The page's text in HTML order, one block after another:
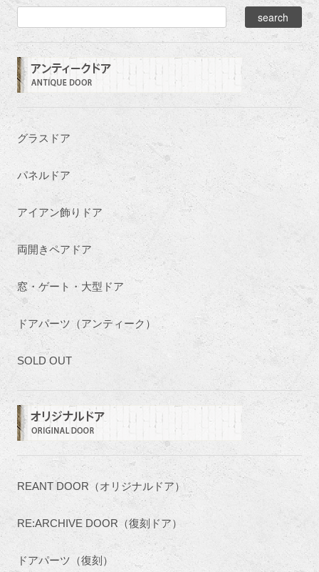
グラスドア
パネルドア
アイアン飾りドア
両開きペアドア
窓・ゲート・大型ドア
ドアパーツ（アンティーク）
SOLD OUT
REANT DOOR（オリジナルドア）
RE:ARCHIVE DOOR（復刻ドア）
ドアパーツ（復刻）